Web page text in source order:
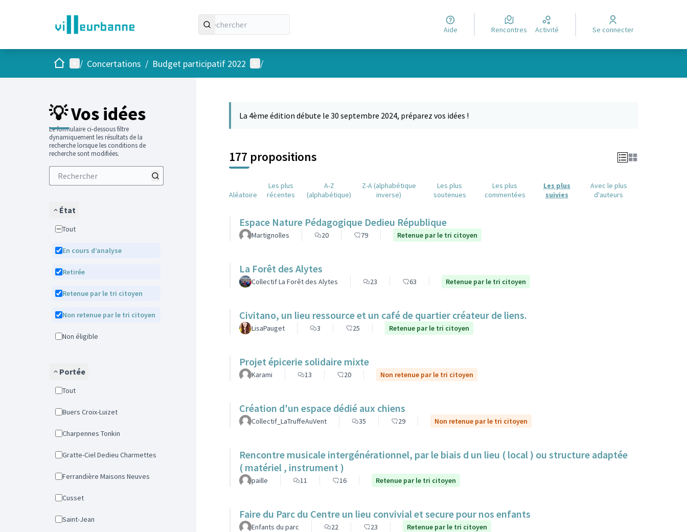
Aide Rencontres Activité Se connecter
AccueilMenu principal
/ Concertations / Budget participatif 2022 Menu utilisateur
/
💡 Vos idées
Le formulaire ci-dessous filtre
dynamiquement les résultats de la
recherche lorsque les conditions de
recherche sont modifiées.
État
Tout
En cours d’analyse
Retirée
Retenue par le tri citoyen
Non retenue par le tri citoyen
Non éligible
Portée
Tout
Buers Croix-Luizet
Charpennes Tonkin
Gratte-Ciel Dedieu Charmettes
Ferrandière Maisons Neuves
Cusset
Saint-Jean
La 4ème édition débute le 30 septembre 2024, préparez vos idées !
177 propositions
Aléatoire
Les plus
récentes
A-Z
(alphabétique)
Z-A (alphabétique
inverse)
Les plus
soutenues
Les plus
commentées
Les plus
suivies
Avec le plus
d'auteurs
Espace Nature Pédagogique Dedieu République
Martignolles 20 79 Retenue par le tri citoyen
La Forêt des Alytes
Collectif La Forêt des Alytes 23 63 Retenue par le tri citoyen
Civitano, un lieu ressource et un café de quartier créateur de liens.
LisaPauget 3 25 Retenue par le tri citoyen
Projet épicerie solidaire mixte
Karami 13 20 Non retenue par le tri citoyen
Création d'un espace dédié aux chiens
Collectif_LaTruffeAuVent 35 29 Non retenue par le tri citoyen
Rencontre musicale intergénérationnel, par le biais d un lieu ( local ) ou structure adaptée
( matériel , instrument )
paille 11 16 Retenue par le tri citoyen
Faire du Parc du Centre un lieu convivial et secure pour nos enfants
Enfants du parc 22 23 Retenue par le tri citoyen